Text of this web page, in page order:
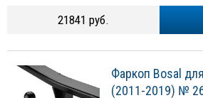
21841 руб.
Фаркоп Bosal
(2011-2019) №